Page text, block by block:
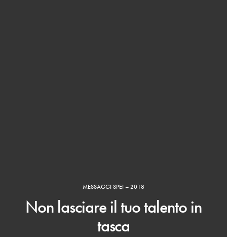
MESSAGGI SPEI – 2018
Non lasciare il tuo talento in
tasca